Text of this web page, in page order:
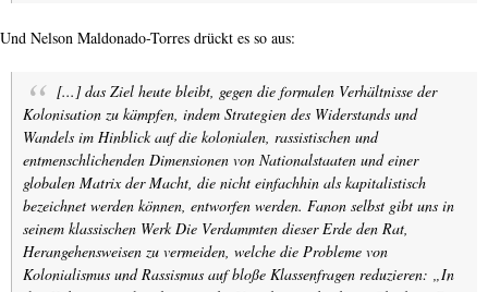
Und Nelson Maldonado-Torres drückt es so aus:
[...] das Ziel heute bleibt, gegen die formalen Verhältnisse der
Kolonisation zu kämpfen, indem Strategien des Widerstands und
Wandels im Hinblick auf die kolonialen, rassistischen und
entmenschlichenden Dimensionen von Nationalstaaten und einer
globalen Matrix der Macht, die nicht einfachhin als kapitalistisch
bezeichnet werden können, entworfen werden. Fanon selbst gibt uns in
seinem klassischen WerkDie Verdammten dieser Erde den Rat,
Herangehensweisen zu vermeiden, welche die Probleme von
Kolonialismus und Rassismus auf bloße Klassenfragen reduzieren: „In